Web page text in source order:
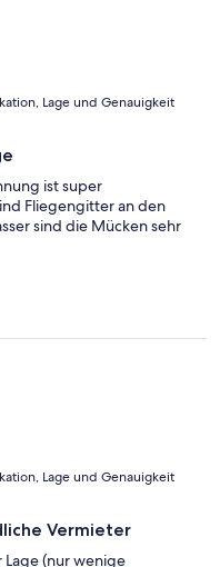
Lage und Genauigkeit
ist super
Fliegengitter an den
sind die Mücken sehr
Lage und Genauigkeit
Vermieter
(nur wenige